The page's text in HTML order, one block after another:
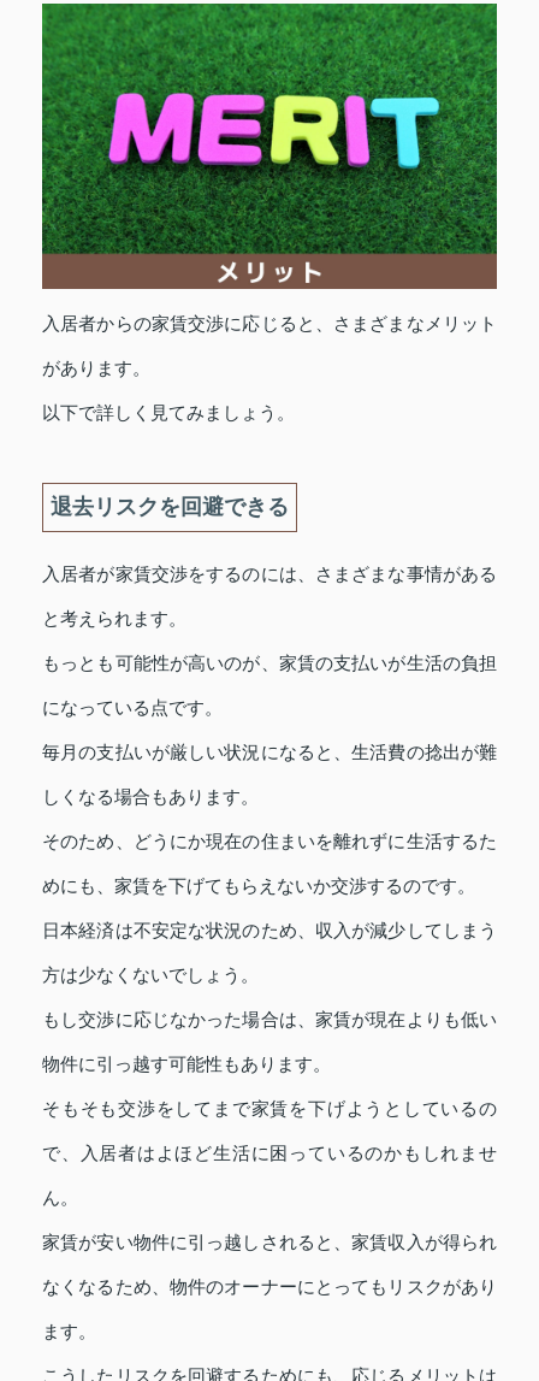
入居者からの家賃交渉に応じると、さまざまなメリット
があります。
以下で詳しく見てみましょう。
退去リスクを回避できる
入居者が家賃交渉をするのには、さまざまな事情がある
と考えられます。
もっとも可能性が高いのが、家賃の支払いが生活の負担
になっている点です。
毎月の支払いが厳しい状況になると、生活費の捻出が難
しくなる場合もあります。
そのため、どうにか現在の住まいを離れずに生活するた
めにも、家賃を下げてもらえないか交渉するのです。
日本経済は不安定な状況のため、収入が減少してしまう
方は少なくないでしょう。
もし交渉に応じなかった場合は、家賃が現在よりも低い
物件に引っ越す可能性もあります。
そもそも交渉をしてまで家賃を下げようとしているの
で、入居者はよほど生活に困っているのかもしれませ
ん。
家賃が安い物件に引っ越しされると、家賃収入が得られ
なくなるため、物件のオーナーにとってもリスクがあり
ます。
こうしたリスクを回避するためにも、応じるメリットは